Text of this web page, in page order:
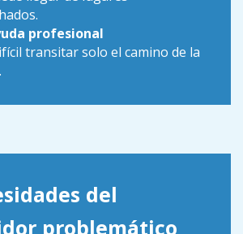
profesional
transitar solo el camino de la
del
problemático